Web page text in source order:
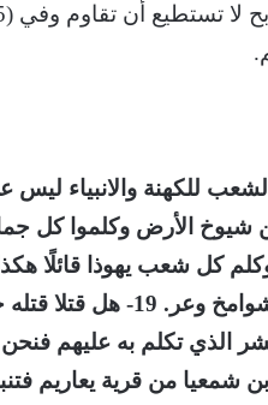
تستطيع أن تقاوم وفي (15)
وكل الشعب للكهنة
كل شعب يهوذا قائلًا
كحقل وتصير أورشليم خربا
بن شمعيا من قرية يعاريم